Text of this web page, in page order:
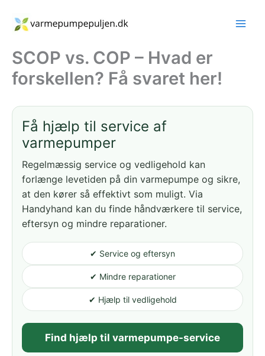
indholdet
SCOP vs. COP – Hvad er
forskellen? Få svaret her!
Få hjælp til service af
varmepumper
Regelmæssig service og vedligehold kan
forlænge levetiden på din varmepumpe og sikre,
at den kører så effektivt som muligt. Via
Handyhand kan du finde håndværkere til service,
eftersyn og mindre reparationer.
✔ Service og eftersyn
✔ Mindre reparationer
✔ Hjælp til vedligehold
Find hjælp til varmepumpe-service